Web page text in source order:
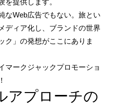
なWeb広告でもない。旅とい
ディア化し、ブランドの世界
ク」の発想がここにありま
マークジャックプロモーショ
アプローチの